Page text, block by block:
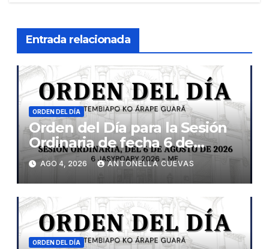
Entrada relacionada
ORDEN DEL DÍA
Orden del Día para la Sesión
Ordinaria de fecha 6 de
agosto de 2026
AGO 4, 2026 ANTONELLA CUEVAS
ORDEN DEL DÍA